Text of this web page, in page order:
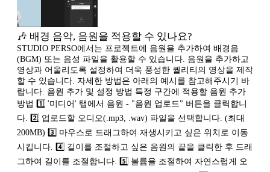
🎶 배경 음악, 음원을 적용할 수 있나요?
STUDIO PERSO에서는 프로젝트에 음원을 추가하여 배경음
(BGM) 또는 음성 파일을 활용할 수 있습니다. 음원을 추가하고
영상과 어울리도록 설정하여 더욱 풍성한 퀄리티의 영상을 제작
할 수 있습니다. 자세한 방법은 아래의 예시를 참고해주시기 바
랍니다. 음원 추가 및 설정 방법 특정 구간에 적용할 음원 추가
방법 1️⃣ '미디어' 탭에서 음원 - "음원 업로드" 버튼을 클릭합니
다. 2️⃣ 업로드할 오디오(.mp3, .wav) 파일을 선택합니다. (최대
200MB) 3️⃣ 마우스로 드래그하여 재생시키고 싶은 위치로 이동
시킵니다. 4️⃣ 길이를 조절하고 싶은 음원의 끝을 클릭한 후 드래
그하여 길이를 조절합니다. 5️⃣ 볼륨을 조절하여 자연스럽게 오